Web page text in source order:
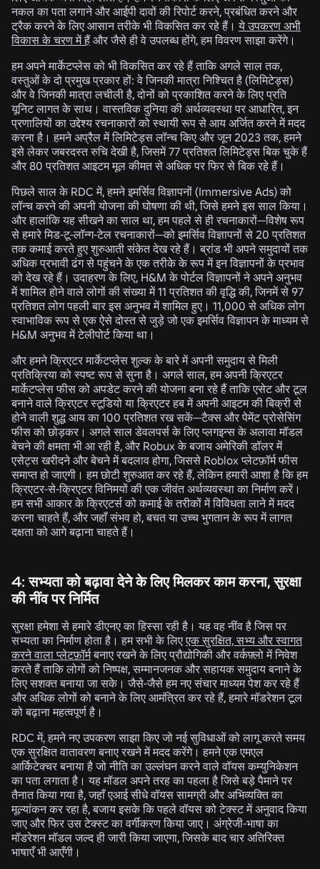
नकल का पता लगाने और आईपी दावों की रिपोर्ट करने, प्रबंधित करने और
ट्रैक करने के लिए आसान तरीके भी विकसित कर रहे हैं।ये उपकरण अभी
विकास के चरण में हैंऔर जैसे ही वे उपलब्ध होंगे, हम विवरण साझा करेंगे।
हम अपने मार्केटप्लेस को भी विकसित कर रहे हैं ताकि अगले साल तक,
वस्तुओं के दो प्रमुख प्रकार हों: वे जिनकी मात्रा निश्चित है (लिमिटेड्स)
और वे जिनकी मात्रा लचीली है, दोनों को प्रकाशित करने के लिए प्रति
यूनिट लागत के साथ। वास्तविक दुनिया की अर्थव्यवस्था पर आधारित, इन
प्रणालियों का उद्देश्य रचनाकारों को स्थायी रूप से आय अर्जित करने में मदद
करना है। हमने अप्रैल में लिमिटेड्स लॉन्च किए और जून 2023 तक, हमने
इसे लेकर जबरदस्त रुचि देखी है, जिसमें 77 प्रतिशत लिमिटेड्स बिक चुके हैं
और 80 प्रतिशत आइटम मूल कीमत से अधिक पर फिर से बिक रहे हैं।
पिछले साल के RDC में, हमने इमर्सिव विज्ञापनों (Immersive Ads) को
लॉन्च करने की अपनी योजना की घोषणा की थी, जिसे हमने इस साल किया।
और हालांकि यह सीखने का साल था, हम पहले से ही रचनाकारों—विशेष रूप
से हमारे मिड-टू-लॉन्ग-टेल रचनाकारों—को इमर्सिव विज्ञापनों से 20 प्रतिशत
तक कमाई करते हुए शुरुआती संकेत देख रहे हैं। ब्रांड भी अपने समुदायों तक
अधिक प्रभावी ढंग से पहुंचने के एक तरीके के रूप में इन विज्ञापनों के प्रभाव
को देख रहे हैं। उदाहरण के लिए, H&M के पोर्टल विज्ञापनों ने अपने अनुभव
में शामिल होने वाले लोगों की संख्या में 11 प्रतिशत की वृद्धि की, जिनमें से 97
प्रतिशत लोग पहली बार इस अनुभव में शामिल हुए। 11,000 से अधिक लोग
स्वाभाविक रूप से एक ऐसे दोस्त से जुड़े जो एक इमर्सिव विज्ञापन के माध्यम से
H&M अनुभव में टेलीपोर्ट किया था।
और हमने क्रिएटर मार्केटप्लेस शुल्क के बारे में अपनी समुदाय से मिली
प्रतिक्रिया को स्पष्ट रूप से सुना है। अगले साल, हम अपनी क्रिएटर
मार्केटप्लेस फीस को अपडेट करने की योजना बना रहे हैं ताकि एसेट और टूल
बनाने वाले क्रिएटर स्टूडियो या क्रिएटर हब में अपनी आइटम की बिक्री से
होने वाली शुद्ध आय का 100 प्रतिशत रखसकें—टैक्स और पेमेंट प्रोसेसिंग
फीस को छोड़कर। अगले साल डेवलपर्स के लिए प्लगइन्स के अलावा मॉडल
बेचने की क्षमता भी आ रही है, और Robux के बजाय अमेरिकी डॉलर में
एसेट्स खरीदने और बेचने में बदलाव होगा, जिससे Roblox प्लेटफ़ॉर्म फीस
समाप्त हो जाएगी। हम छोटी शुरुआत कर रहे हैं, लेकिन हमारी आशा है कि हम
क्रिएटर-से-क्रिएटर विनिमयों की एक जीवंत अर्थव्यवस्था का निर्माण करें।
हम सभी आकार के क्रिएटर्स को कमाई के तरीकों में विविधता लाने में मदद
करना चाहते हैं, और जहाँ संभव हो, बचत या उच्च भुगतान के रूप में लागत
दक्षता को आगे बढ़ाना चाहते हैं।
4: सभ्यता को बढ़ावा देने के लिए मिलकर काम करना, सुरक्षा
की नींव पर निर्मित
सुरक्षा हमेशा से हमारे डीएनए का हिस्सा रही है। यह वह नींव है जिस पर
सभ्यता का निर्माण होता है। हम सभी के लिएएक सुरक्षित, सभ्य और स्वागत
करने वाला प्लेटफ़ॉर्मबनाए रखने के लिए प्रौद्योगिकी और वर्कफ़्लो में निवेश
करते हैं ताकि लोगों को निष्पक्ष, सम्मानजनक और सहायक समुदाय बनाने के
लिए सशक्त बनाया जा सके। जैसे-जैसे हम नए संचार माध्यम पेश कर रहे हैं
और अधिक लोगों को बनाने के लिए आमंत्रित कर रहे हैं, हमारे मॉडरेशन टूल
को बढ़ाना महत्वपूर्ण है।
RDC में, हमने नए उपकरण साझा किए जो नई सुविधाओं को लागू करते समय
एक सुरक्षित वातावरण बनाए रखने में मदद करेंगे। हमने एक एमएल
आर्किटेक्चर बनाया है जो नीति का उल्लंघन करने वाले वॉयस कम्युनिकेशन
का पता लगाता है। यह मॉडल अपने तरह का पहला है जिसे बड़े पैमाने पर
तैनात किया गया है, जहाँ एआई सीधे वॉयस सामग्री और अभिव्यक्ति का
मूल्यांकन कर रहा है, बजाय इसके कि पहले वॉयस को टेक्स्ट में अनुवाद किया
जाए और फिर उस टेक्स्ट का वर्गीकरण किया जाए। अंग्रेजी-भाषा का
मॉडरेशन मॉडल जल्द ही जारी किया जाएगा, जिसके बाद चार अतिरिक्त
भाषाएँ भी आएँगी।